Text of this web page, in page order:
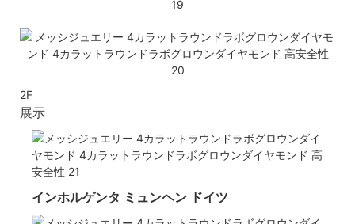
2F
展示
インホルゲンタ ミュンヘン ドイツ